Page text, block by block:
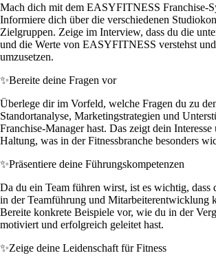
Mach dich mit dem EASYFITNESS Franchise-
Informiere dich über die verschiedenen
Zielgruppen. Zeige im Interview, dass du die
und die Werte von EASYFITNESS verstehst
umzusetzen.
✨Bereite deine Fragen vor
Überlege dir im Vorfeld, welche Fragen du zu
Standortanalyse, Marketingstrategien und
Franchise-Manager hast. Das zeigt dein
Haltung, was in der Fitnessbranche besonders
✨Präsentiere deine Führungskompetenzen
Da du ein Team führen wirst, ist es wichtig, dass
in der Teamführung und Mitarbeiterentwicklung
Bereite konkrete Beispiele vor, wie du in der
motiviert und erfolgreich geleitet hast.
✨Zeige deine Leidenschaft für Fitness